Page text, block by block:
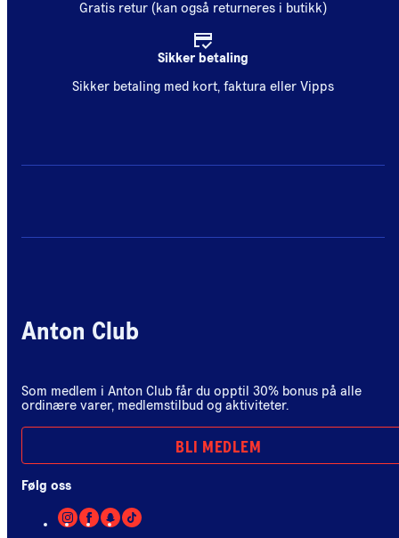
Gratis retur (kan også returneres i butikk)
Sikker betaling
Sikker betaling med kort, faktura eller Vipps
Anton Club
Som medlem i Anton Club får du opptil 30% bonus på alle
ordinære varer, medlemstilbud og aktiviteter.
BLI MEDLEM
Følg oss